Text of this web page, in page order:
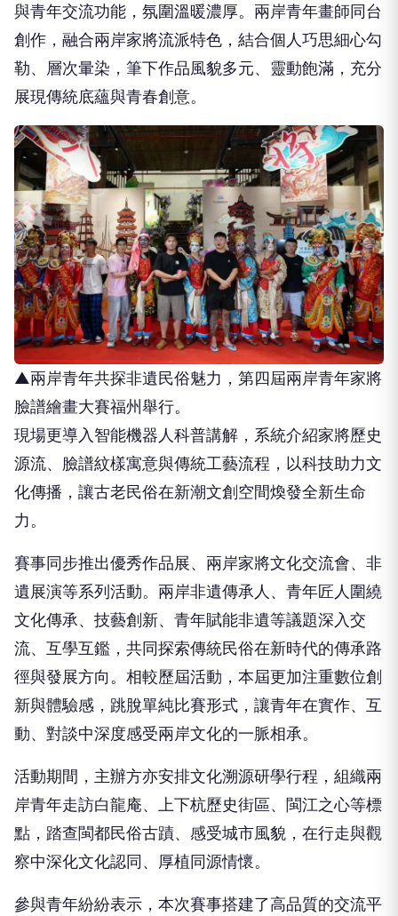
與青年交流功能，氛圍溫暖濃厚。兩岸青年畫師同台
創作，融合兩岸家將流派特色，結合個人巧思細心勾
勒、層次暈染，筆下作品風貌多元、靈動飽滿，充分
展現傳統底蘊與青春創意。
▲兩岸青年共探非遺民俗魅力，第四屆兩岸青年家將
臉譜繪畫大賽福州舉行。
現場更導入智能機器人科普講解，系統介紹家將歷史
源流、臉譜紋樣寓意與傳統工藝流程，以科技助力文
化傳播，讓古老民俗在新潮文創空間煥發全新生命
力。
賽事同步推出優秀作品展、兩岸家將文化交流會、非
遺展演等系列活動。兩岸非遺傳承人、青年匠人圍繞
文化傳承、技藝創新、青年賦能非遺等議題深入交
流、互學互鑑，共同探索傳統民俗在新時代的傳承路
徑與發展方向。相較歷屆活動，本屆更加注重數位創
新與體驗感，跳脫單純比賽形式，讓青年在實作、互
動、對談中深度感受兩岸文化的一脈相承。
活動期間，主辦方亦安排文化溯源研學行程，組織兩
岸青年走訪白龍庵、上下杭歷史街區、閩江之心等標
點，踏查閩都民俗古蹟、感受城市風貌，在行走與觀
察中深化文化認同、厚植同源情懷。
參與青年紛紛表示，本次賽事搭建了高品質的交流平